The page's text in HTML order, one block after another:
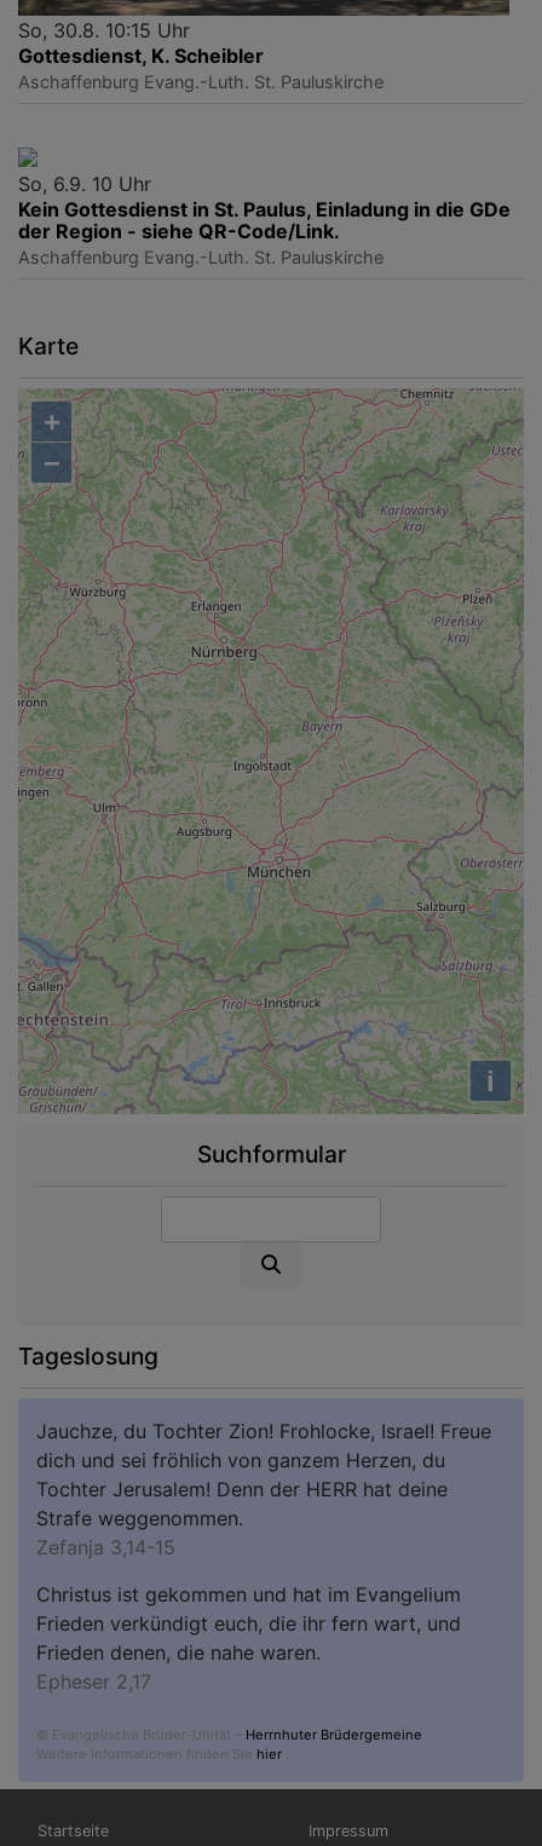
So, 30.8. 10:15 Uhr
Gottesdienst, K. Scheibler
Aschaffenburg Evang.-Luth. St. Pauluskirche
So, 6.9. 10 Uhr
Kein Gottesdienst in St. Paulus, Einladung in die GDe
der Region - siehe QR-Code/Link.
Aschaffenburg Evang.-Luth. St. Pauluskirche
Karte
+
−
i
Suchformular
Tageslosung
Jauchze, du Tochter Zion! Frohlocke, Israel! Freue
dich und sei fröhlich von ganzem Herzen, du
Tochter Jerusalem! Denn der HERR hat deine
Strafe weggenommen.
Zefanja 3,14-15
Christus ist gekommen und hat im Evangelium
Frieden verkündigt euch, die ihr fern wart, und
Frieden denen, die nahe waren.
Epheser 2,17
© Evangelische Brüder-Unität – Herrnhuter Brüdergemeine
Weitere Informationen finden Sie hier .
Hauptnavigation
Startseite Fußbereichsmenü
Impressum